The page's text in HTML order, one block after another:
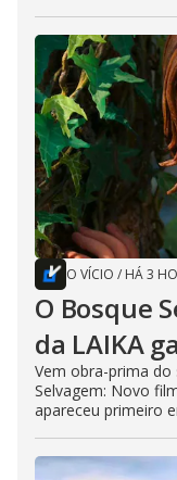
O VÍCIO / HÁ 3
O Bosque
da LAIKA
Vem obra-prima
Selvagem: Novo
apareceu primeiro